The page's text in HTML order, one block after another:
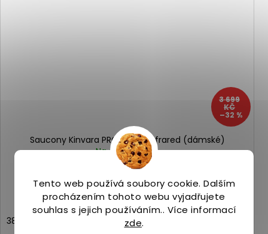
Tento web používá soubory cookie. Dalším
procházením tohoto webu vyjadřujete
souhlas s jejich používáním.. Více informací
zde.
3 699
KČ
–32 %
Saucony Kinvara PRO white/infrared (dámské)
Na skladě(1 ks)
2 490 Kč
38 40,5